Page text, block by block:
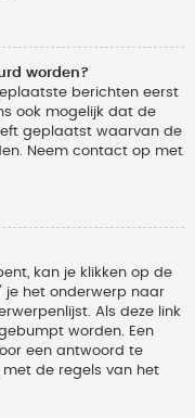
worden?
berichten eerst
ook mogelijk dat de
geplaatst waarvan de
Neem contact op met
kan je klikken op de
je het onderwerp naar
Als deze link
worden. Een
een antwoord te
de regels van het